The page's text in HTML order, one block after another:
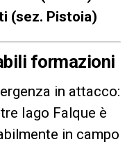
(sez. Pistoia)
formazioni
in attacco:
Iago Falque è
in campo